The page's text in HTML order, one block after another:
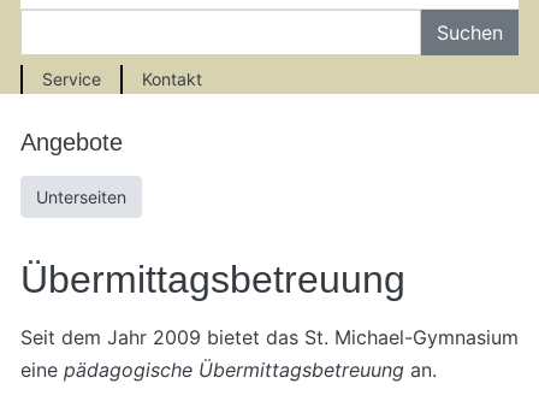
Service Kontakt
Angebote
Unterseiten
Übermittagsbetreuung
Seit dem Jahr 2009 bietet das St. Michael-Gymnasium
eine pädagogische Übermittagsbetreuung an.